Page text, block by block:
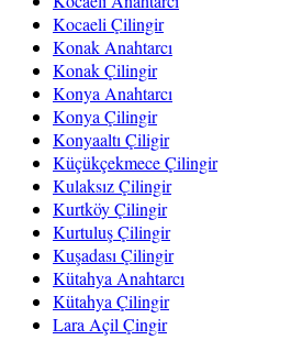
Kocaeli Çilingir
Konak Anahtarcı
Konak Çilingir
Konya Anahtarcı
Konya Çilingir
Konyaaltı Çiligir
Küçükçekmece Çilingir
Kulaksız Çilingir
Kurtköy Çilingir
Kurtuluş Çilingir
Kuşadası Çilingir
Kütahya Anahtarcı
Kütahya Çilingir
Lara Açil Çingir